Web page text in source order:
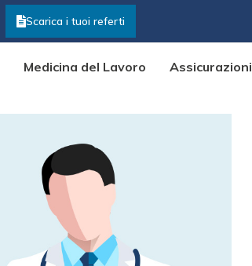
Scarica i tuoi referti
Medicina del Lavoro Assicurazioni